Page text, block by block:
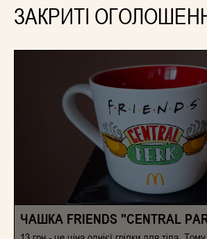
ЗАКРИТІ
ЧАШКА FRIENDS "CENTRAL